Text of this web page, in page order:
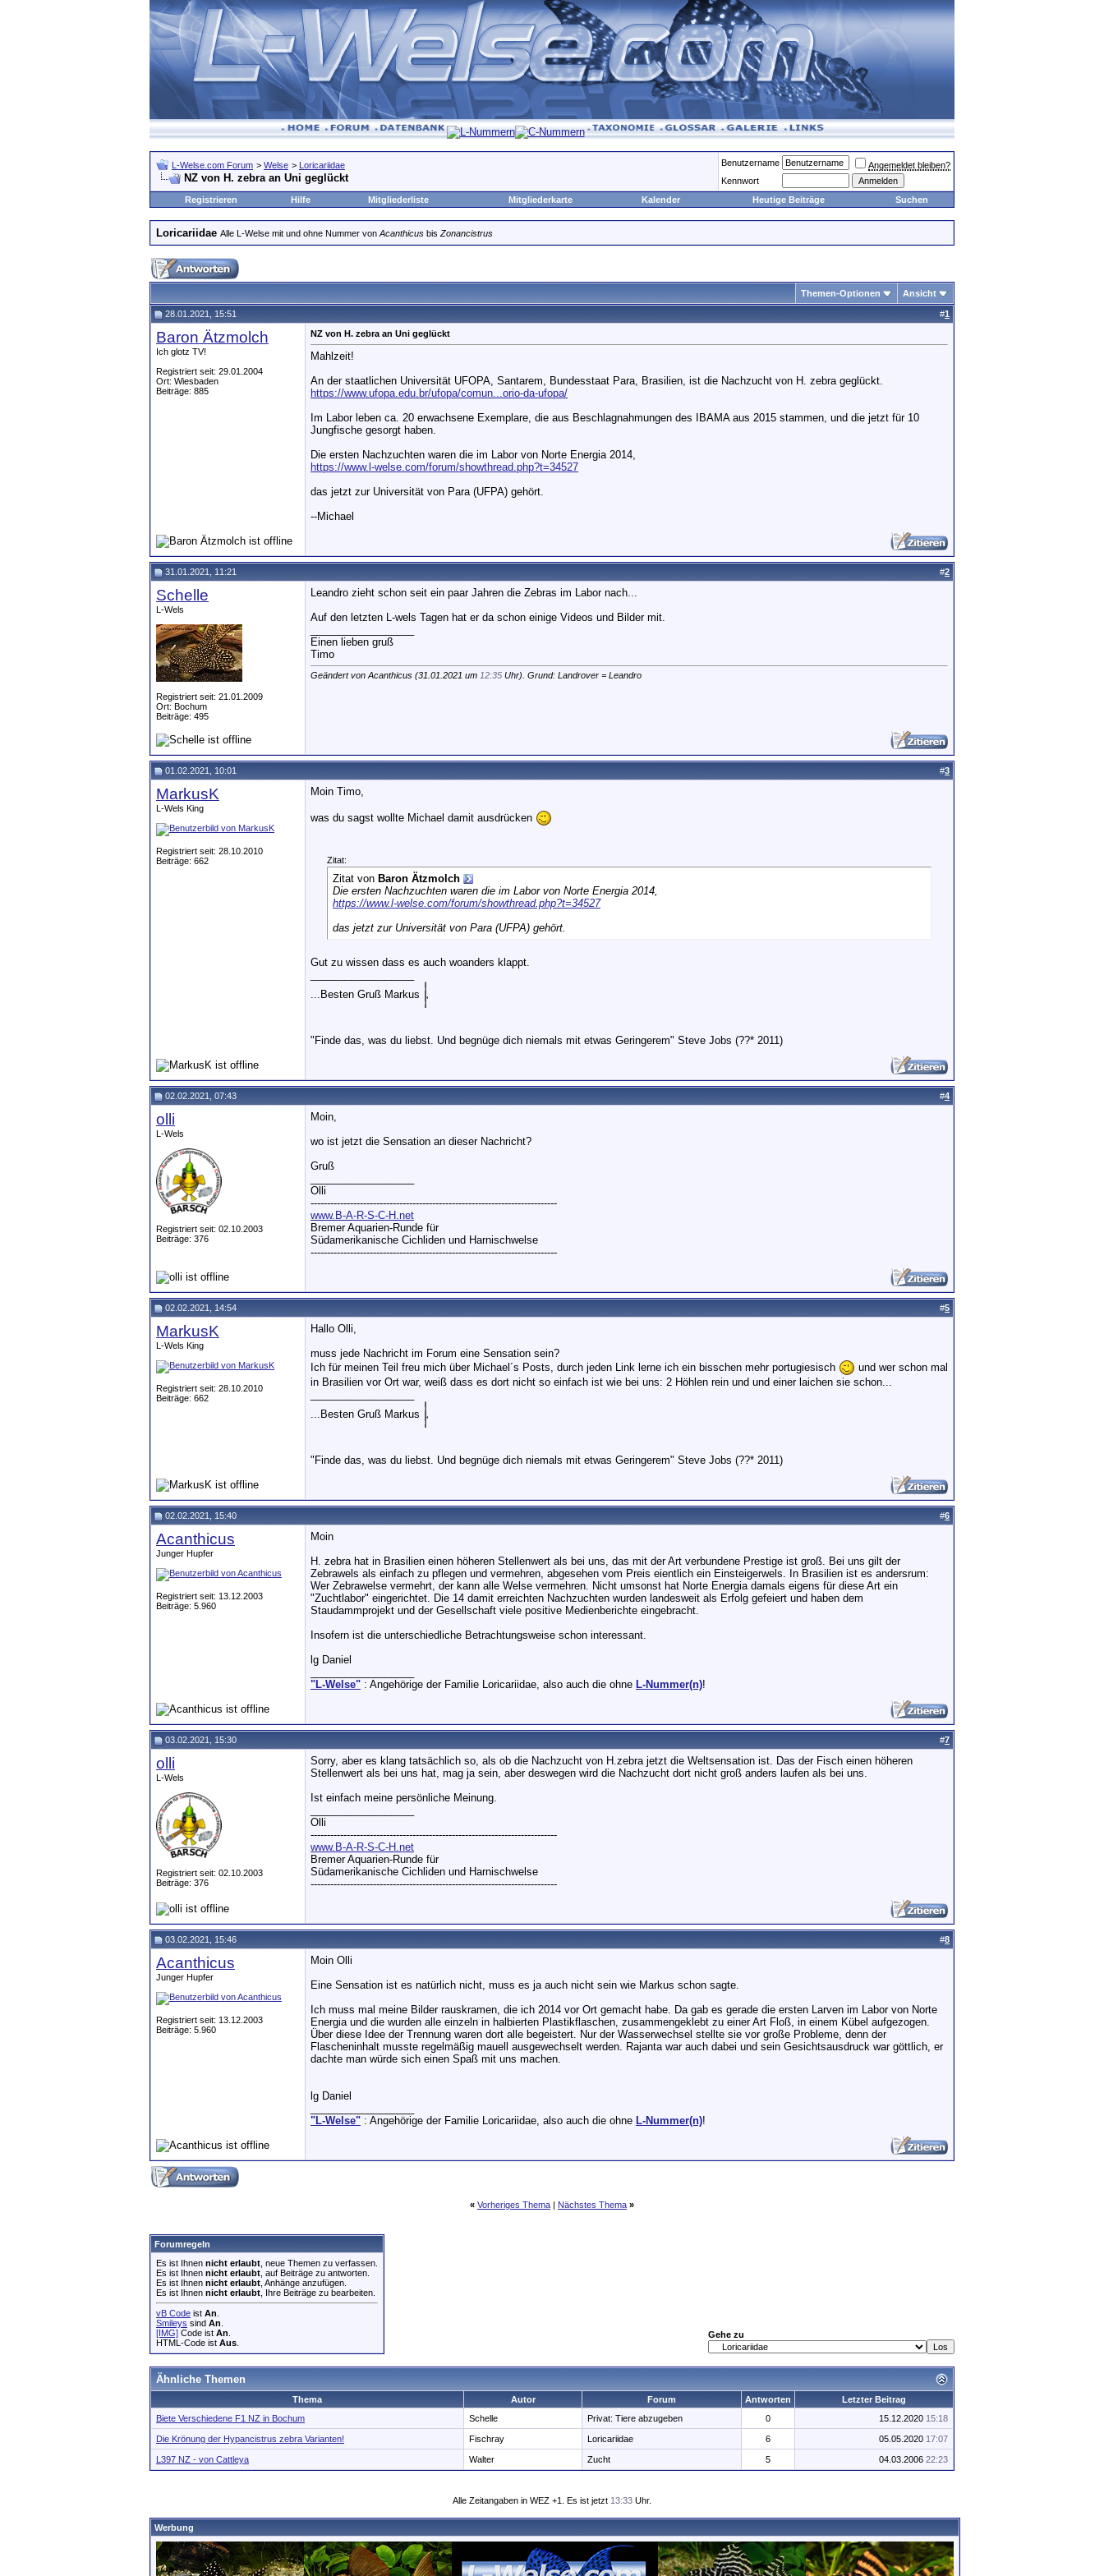
L-Welse.com Forum > Welse > Loricariidae
NZ von H. zebra an Uni geglückt
Benutzername
Angemeldet bleiben?
Kennwort
Registrieren
Hilfe Mitgliederliste Mitgliederkarte Kalender Heutige Beiträge Suchen
Loricariidae Alle L-Welse mit und ohne Nummer von Acanthicus bis Zonancistrus
Themen-Optionen Ansicht
28.01.2021, 15:51 #1
Baron Ätzmolch
Ich glotz TV!
Registriert seit: 29.01.2004
Ort: Wiesbaden
Beiträge: 885
NZ von H. zebra an Uni geglückt
Mahlzeit!
An der staatlichen Universität UFOPA, Santarem, Bundesstaat Para, Brasilien, ist die Nachzucht von H. zebra geglückt.
https://www.ufopa.edu.br/ufopa/comun...orio-da-ufopa/
Im Labor leben ca. 20 erwachsene Exemplare, die aus Beschlagnahmungen des IBAMA aus 2015 stammen, und die jetzt für 10
Jungfische gesorgt haben.
Die ersten Nachzuchten waren die im Labor von Norte Energia 2014,
https://www.l-welse.com/forum/showthread.php?t=34527
das jetzt zur Universität von Para (UFPA) gehört.
--Michael
31.01.2021, 11:21 #2
Schelle
L-Wels
Registriert seit: 21.01.2009
Ort: Bochum
Beiträge: 495
Leandro zieht schon seit ein paar Jahren die Zebras im Labor nach...
Auf den letzten L-wels Tagen hat er da schon einige Videos und Bilder mit.
Einen lieben gruß
Timo
Geändert von Acanthicus (31.01.2021 um 12:35 Uhr). Grund: Landrover = Leandro
01.02.2021, 10:01 #3
MarkusK
L-Wels King
Registriert seit: 28.10.2010
Beiträge: 662
Moin Timo,
was du sagst wollte Michael damit ausdrücken
Zitat:
Zitat von Baron Ätzmolch
Die ersten Nachzuchten waren die im Labor von Norte Energia 2014,
https://www.l-welse.com/forum/showthread.php?t=34527
das jetzt zur Universität von Para (UFPA) gehört.
Gut zu wissen dass es auch woanders klappt.
...Besten Gruß Markus
"Finde das, was du liebst. Und begnüge dich niemals mit etwas Geringerem" Steve Jobs (??* 2011)
02.02.2021, 07:43 #4
olli
L-Wels
Registriert seit: 02.10.2003
Beiträge: 376
Moin,
wo ist jetzt die Sensation an dieser Nachricht?
Gruß
Olli
---------------------------------------------------------------------------
www.B-A-R-S-C-H.net
Bremer Aquarien-Runde für
Südamerikanische Cichliden und Harnischwelse
---------------------------------------------------------------------------
02.02.2021, 14:54 #5
MarkusK
L-Wels King
Registriert seit: 28.10.2010
Beiträge: 662
Hallo Olli,
muss jede Nachricht im Forum eine Sensation sein?
Ich für meinen Teil freu mich über Michael´s Posts, durch jeden Link lerne ich ein bisschen mehr portugiesisch
und wer schon mal
in Brasilien vor Ort war, weiß dass es dort nicht so einfach ist wie bei uns: 2 Höhlen rein und und einer laichen sie schon...
...Besten Gruß Markus
"Finde das, was du liebst. Und begnüge dich niemals mit etwas Geringerem" Steve Jobs (??* 2011)
02.02.2021, 15:40 #6
Acanthicus
Junger Hupfer
Registriert seit: 13.12.2003
Beiträge: 5.960
Moin
H. zebra hat in Brasilien einen höheren Stellenwert als bei uns, das mit der Art verbundene Prestige ist groß. Bei uns gilt der
Zebrawels als einfach zu pflegen und vermehren, abgesehen vom Preis eientlich ein Einsteigerwels. In Brasilien ist es andersrum:
Wer Zebrawelse vermehrt, der kann alle Welse vermehren. Nicht umsonst hat Norte Energia damals eigens für diese Art ein
"Zuchtlabor" eingerichtet. Die 14 damit erreichten Nachzuchten wurden landesweit als Erfolg gefeiert und haben dem
Staudammprojekt und der Gesellschaft viele positive Medienberichte eingebracht.
Insofern ist die unterschiedliche Betrachtungsweise schon interessant.
lg Daniel
"L-Welse" : Angehörige der Familie Loricariidae, also auch die ohne L-Nummer(n)!
03.02.2021, 15:30 #7
olli
L-Wels
Registriert seit: 02.10.2003
Beiträge: 376
Sorry, aber es klang tatsächlich so, als ob die Nachzucht von H.zebra jetzt die Weltsensation ist. Das der Fisch einen höheren
Stellenwert als bei uns hat, mag ja sein, aber deswegen wird die Nachzucht dort nicht groß anders laufen als bei uns.
Ist einfach meine persönliche Meinung.
Olli
---------------------------------------------------------------------------
www.B-A-R-S-C-H.net
Bremer Aquarien-Runde für
Südamerikanische Cichliden und Harnischwelse
---------------------------------------------------------------------------
03.02.2021, 15:46 #8
Acanthicus
Junger Hupfer
Registriert seit: 13.12.2003
Beiträge: 5.960
Moin Olli
Eine Sensation ist es natürlich nicht, muss es ja auch nicht sein wie Markus schon sagte.
Ich muss mal meine Bilder rauskramen, die ich 2014 vor Ort gemacht habe. Da gab es gerade die ersten Larven im Labor von Norte
Energia und die wurden alle einzeln in halbierten Plastikflaschen, zusammengeklebt zu einer Art Floß, in einem Kübel aufgezogen.
Über diese Idee der Trennung waren dort alle begeistert. Nur der Wasserwechsel stellte sie vor große Probleme, denn der
Flascheninhalt musste regelmäßig mauell ausgewechselt werden. Rajanta war auch dabei und sein Gesichtsausdruck war göttlich, er
dachte man würde sich einen Spaß mit uns machen.
lg Daniel
"L-Welse" : Angehörige der Familie Loricariidae, also auch die ohne L-Nummer(n)!
« Vorheriges Thema | Nächstes Thema »
Forumregeln
Es ist Ihnen nicht erlaubt , neue Themen zu verfassen.
Es ist Ihnen nicht erlaubt , auf Beiträge zu antworten.
Es ist Ihnen nicht erlaubt , Anhänge anzufügen.
Es ist Ihnen nicht erlaubt , Ihre Beiträge zu bearbeiten.
vB Code ist An
Smileys sind An
[IMG] Code ist An
HTML-Code ist Aus
Gehe zu
Ähnliche Themen
Thema Autor Forum Antworten
Letzter Beitrag
Biete Verschiedene F1 NZ in Bochum
Schelle Privat: Tiere abzugeben 0 15.12.2020 15:18
Die Krönung der Hypancistrus zebra Varianten! Fischray Loricariidae 6 05.05.2020 17:07
L397 NZ - von Cattleya Walter Zucht 5 04.03.2006 22:23
Alle Zeitangaben in WEZ +1. Es ist jetzt 13:33 Uhr.
Werbung